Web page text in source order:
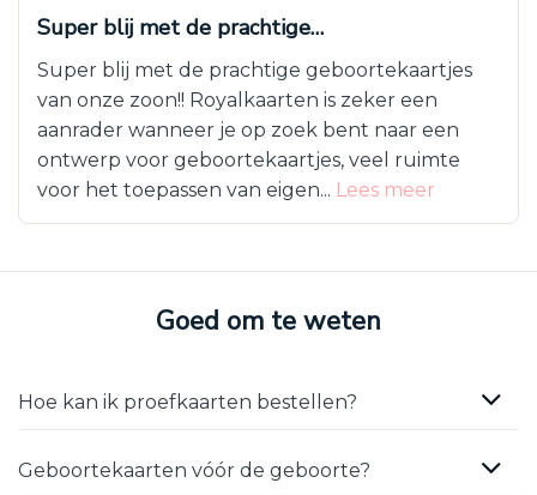
Super blij met de prachtige…
Super blij met de prachtige geboortekaartjes
van onze zoon!! Royalkaarten is zeker een
aanrader wanneer je op zoek bent naar een
ontwerp voor geboortekaartjes, veel ruimte
voor het toepassen van eigen... Lees meer
Goed om te weten
Hoe kan ik proefkaarten bestellen?
Geboortekaarten vóór de geboorte?